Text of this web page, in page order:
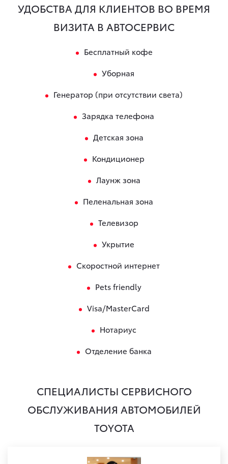
УДОБСТВА ДЛЯ КЛИЕНТОВ ВО ВРЕМЯ
ВИЗИТА В АВТОСЕРВИС
Бесплатный кофе
Уборная
Генератор (при отсутствии света)
Зарядка телефона
Детская зона
Кондиционер
Лаунж зона
Пеленальная зона
Телевизор
Укрытие
Скоростной интернет
Pets friendly
Visa/MasterCard
Нотариус
Отделение банка
СПЕЦИАЛИСТЫ СЕРВИСНОГО
ОБСЛУЖИВАНИЯ АВТОМОБИЛЕЙ
TOYOTA